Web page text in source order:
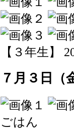
【３年生】
７月３日
ごはん